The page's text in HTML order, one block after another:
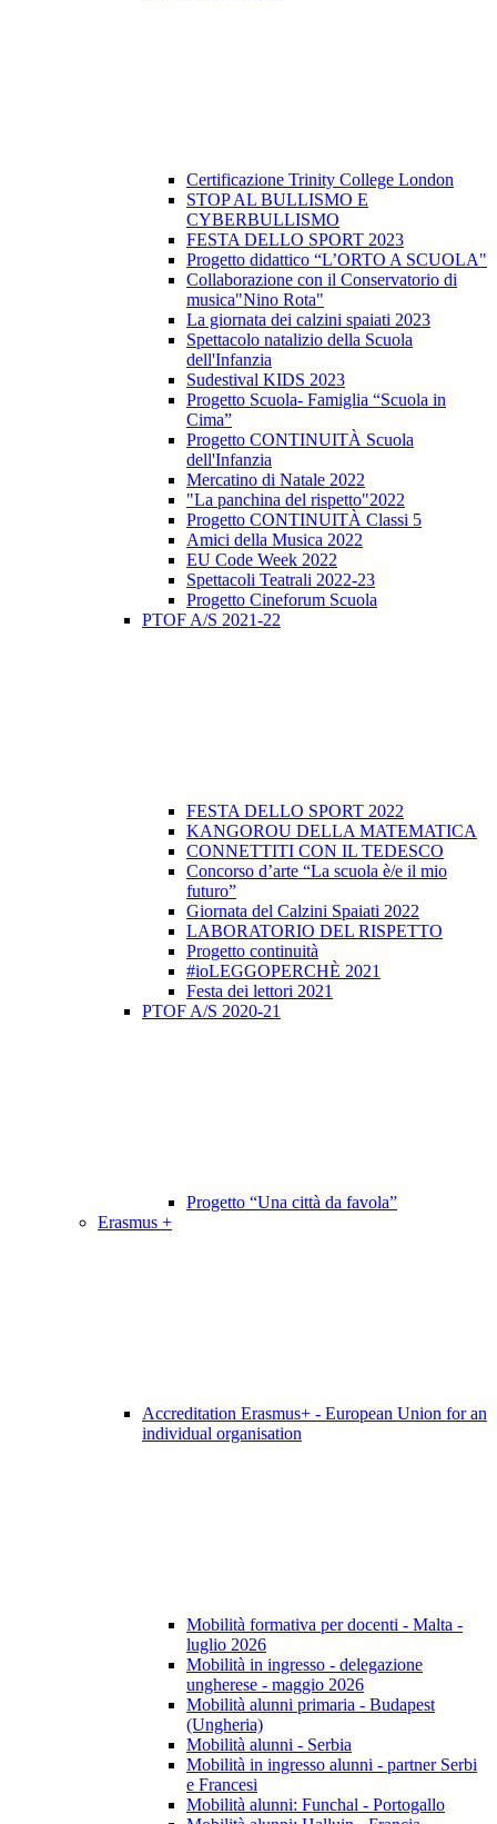
Certificazione Trinity College London
STOP AL BULLISMO E
CYBERBULLISMO
FESTA DELLO SPORT 2023
Progetto didattico “L’ORTO A SCUOLA"
Collaborazione con il Conservatorio di
musica"Nino Rota"
La giornata dei calzini spaiati 2023
Spettacolo natalizio della Scuola
dell'Infanzia
Sudestival KIDS 2023
Progetto Scuola- Famiglia “Scuola in
Cima”
Progetto CONTINUITÀ Scuola
dell'Infanzia
Mercatino di Natale 2022
"La panchina del rispetto"2022
Progetto CONTINUITÀ Classi 5
Amici della Musica 2022
EU Code Week 2022
Spettacoli Teatrali 2022-23
Progetto Cineforum Scuola
PTOF A/S 2021-22
FESTA DELLO SPORT 2022
KANGOROU DELLA MATEMATICA
CONNETTITI CON IL TEDESCO
Concorso d’arte “La scuola è/e il mio
futuro”
Giornata del Calzini Spaiati 2022
LABORATORIO DEL RISPETTO
Progetto continuità
#ioLEGGOPERCHÈ 2021
Festa dei lettori 2021
PTOF A/S 2020-21
Progetto “Una città da favola”
Erasmus +
Accreditation Erasmus+ - European Union for an
individual organisation
Mobilità formativa per docenti - Malta -
luglio 2026
Mobilità in ingresso - delegazione
ungherese - maggio 2026
Mobilità alunni primaria - Budapest
(Ungheria)
Mobilità alunni - Serbia
Mobilità in ingresso alunni - partner Serbi
e Francesi
Mobilità alunni: Funchal - Portogallo